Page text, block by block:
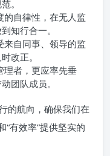
。
的自律性，在无人监
知行合一。
来自同事、领导的监
改正。
理者，更应率先垂
团队成员。
的航向，确保我们在
“有效率”提供坚实的